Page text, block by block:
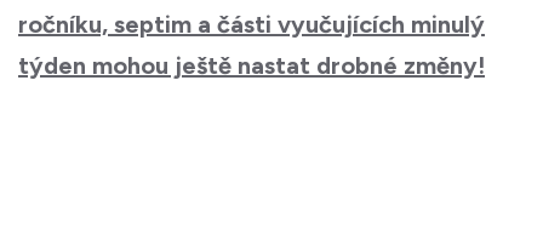
ročníku, septim a části vyučujících minulý
týden mohou ještě nastat drobné změny!